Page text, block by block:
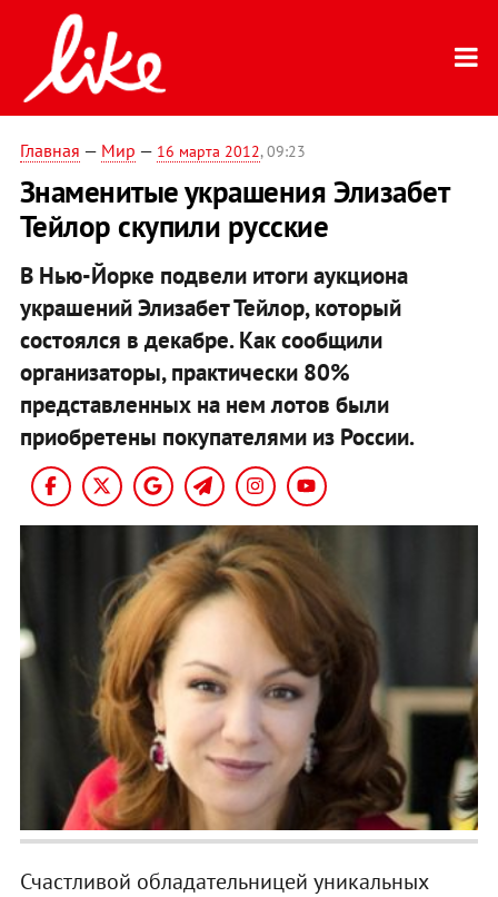
Главная — Мир — 16 марта 2012, 09:23
Знаменитые украшения Элизабет
Тейлор скупили русские
В Нью-Йорке подвели итоги аукциона
украшений Элизабет Тейлор, который
состоялся в декабре. Как сообщили
организаторы, практически 80%
представленных на нем лотов были
приобретены покупателями из России.
Счастливой обладательницей уникальных